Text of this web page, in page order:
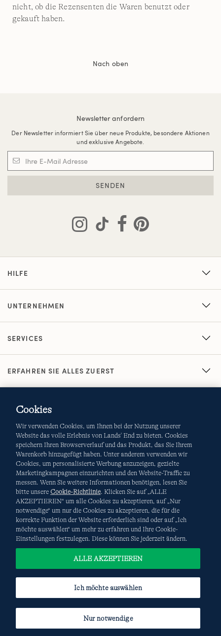
nicht, ob die Rezensenten die Waren benutzt oder
gekauft haben.
Nach oben
Newsletter anfordern
Der Newsletter informiert Sie über neue Produkte, besondere Aktionen
und exklusive Angebote.
SENDEN
HILFE
UNTERNEHMEN
SERVICES
ERFAHREN SIE ALLES ZUERST
AGB Datenschutz & Sicherheit
Cookies-Ich möchte auswählen Site Map
Internationale Websites
Diese Website ist durch reCAPTCHA geschützt. Es gelten die
DatenschutzerklärungundNutzungsbedingungen
Google.
Cookies
Wir verwenden Cookies, um Ihnen bei der Nutzung unserer
Website das volle Erlebnis von Lands' End zu bieten. Cookies
speichern Ihren Browserverlauf und das Produkt, das Sie Ihrem
Warenkorb hinzugefügt haben. Unter anderem verwenden wir
Cookies, um personalisierte Werbung anzuzeigen, gezielte
Marketingkampagnen einzurichten und den Website-Traffic zu
messen. Wenn Sie weitere Informationen benötigen, lesen Sie
bitte unsere Cookie-Richtlinie. Klicken Sie auf „ALLE
AKZEPTIEREN“ um alle Cookies zu akzeptieren, auf „Nur
notwendige“ um nur die Cookies zu akzeptieren, die für die
korrekte Funktion der Website erforderlich sind oder auf „Ich
möchte auswählen“ um mehr zu erfahren und Ihre Cookie-
Einstellungen festzulegen. Diese können Sie jederzeit ändern.
Ich möchte auswählen
Nur notwendige
ALLE AKZEPTIEREN